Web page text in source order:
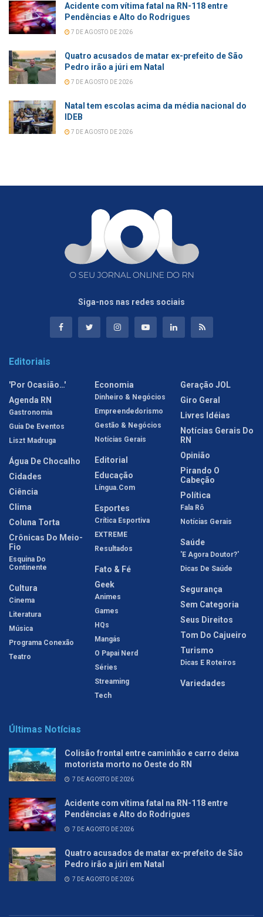
Acidente com vítima fatal na RN-118 entre
Pendências e Alto do Rodrigues
7 DE AGOSTO DE 2026
Quatro acusados de matar ex-prefeito de São
Pedro irão a júri em Natal
7 DE AGOSTO DE 2026
Natal tem escolas acima da média nacional do
IDEB
7 DE AGOSTO DE 2026
Siga-nos nas redes sociais
Editoriais
'Por Ocasião…'
Agenda RN
Gastronomia
Guia De Eventos
Liszt Madruga
Água De Chocalho
Cidades
Ciência
Clima
Coluna Torta
Crônicas Do Meio-
Fio
Esquina Do
Continente
Cultura
Cinema
Literatura
Música
Programa Conexão
Teatro
Economia
Dinheiro & Negócios
Empreendedorismo
Gestão & Negócios
Notícias Gerais
Editorial
Educação
Língua.com
Esportes
Crítica Esportiva
EXTREME
Resultados
Fato & Fé
Geek
Animes
Games
HQs
Mangás
O Papai Nerd
Séries
Streaming
Tech
Geração JOL
Giro Geral
Livres Idéias
Notícias Gerais Do
RN
Opinião
Pirando O
Cabeção
Política
Fala Rô
Notícias Gerais
Saúde
'E Agora Doutor?'
Dicas De Saúde
Segurança
Sem Categoria
Seus Direitos
Tom Do Cajueiro
Turismo
Dicas E Roteiros
Variedades
Últimas Notícias
Colisão frontal entre caminhão e carro deixa
motorista morto no Oeste do RN
7 DE AGOSTO DE 2026
Acidente com vítima fatal na RN-118 entre
Pendências e Alto do Rodrigues
7 DE AGOSTO DE 2026
Quatro acusados de matar ex-prefeito de São
Pedro irão a júri em Natal
7 DE AGOSTO DE 2026